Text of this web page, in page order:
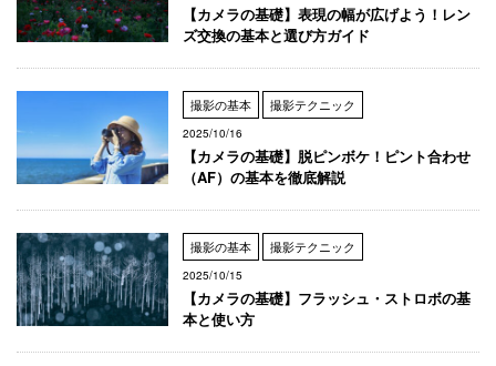
【カメラの基礎】表現の幅が広げよう！レン
ズ交換の基本と選び方ガイド
撮影の基本 撮影テクニック
2025/10/16
【カメラの基礎】脱ピンボケ！ピント合わせ
（AF）の基本を徹底解説
撮影の基本 撮影テクニック
2025/10/15
【カメラの基礎】フラッシュ・ストロボの基
本と使い方